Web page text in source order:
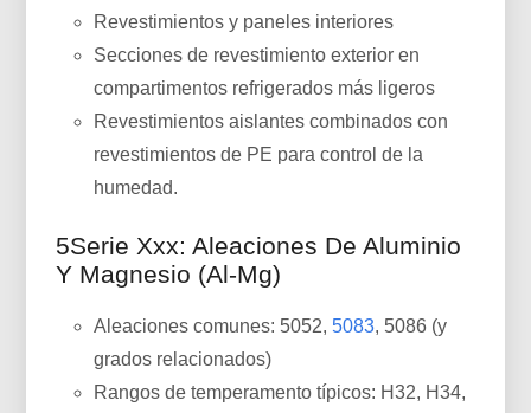
Revestimientos y paneles interiores
Secciones de revestimiento exterior en
compartimentos refrigerados más ligeros
Revestimientos aislantes combinados con
revestimientos de PE para control de la
humedad.
5Serie Xxx: Aleaciones De Aluminio
Y Magnesio (Al-Mg)
Aleaciones comunes: 5052,5083, 5086 (y
grados relacionados)
Rangos de temperamento típicos: H32, H34,